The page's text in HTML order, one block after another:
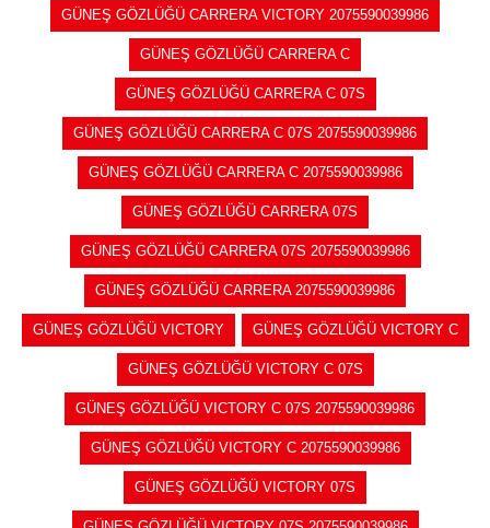
GÜNEŞ GÖZLÜĞÜ CARRERA VICTORY 2075590039986
GÜNEŞ GÖZLÜĞÜ CARRERA C
GÜNEŞ GÖZLÜĞÜ CARRERA C 07S
GÜNEŞ GÖZLÜĞÜ CARRERA C 07S 2075590039986
GÜNEŞ GÖZLÜĞÜ CARRERA C 2075590039986
GÜNEŞ GÖZLÜĞÜ CARRERA 07S
GÜNEŞ GÖZLÜĞÜ CARRERA 07S 2075590039986
GÜNEŞ GÖZLÜĞÜ CARRERA 2075590039986
GÜNEŞ GÖZLÜĞÜ VICTORY GÜNEŞ GÖZLÜĞÜ VICTORY C
GÜNEŞ GÖZLÜĞÜ VICTORY C 07S
GÜNEŞ GÖZLÜĞÜ VICTORY C 07S 2075590039986
GÜNEŞ GÖZLÜĞÜ VICTORY C 2075590039986
GÜNEŞ GÖZLÜĞÜ VICTORY 07S